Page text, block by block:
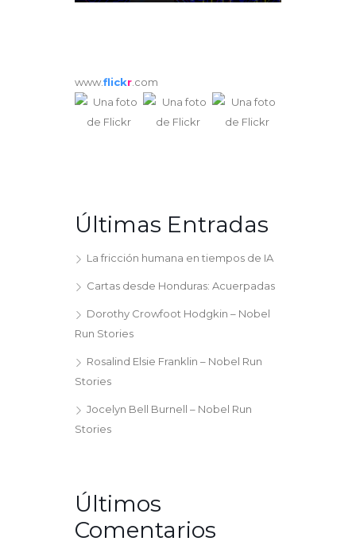
www.flickr.com
Últimas Entradas
La fricción humana en tiempos de IA
Cartas desde Honduras: Acuerpadas
Dorothy Crowfoot Hodgkin – Nobel
Run Stories
Rosalind Elsie Franklin – Nobel Run
Stories
Jocelyn Bell Burnell – Nobel Run
Stories
Últimos
Comentarios